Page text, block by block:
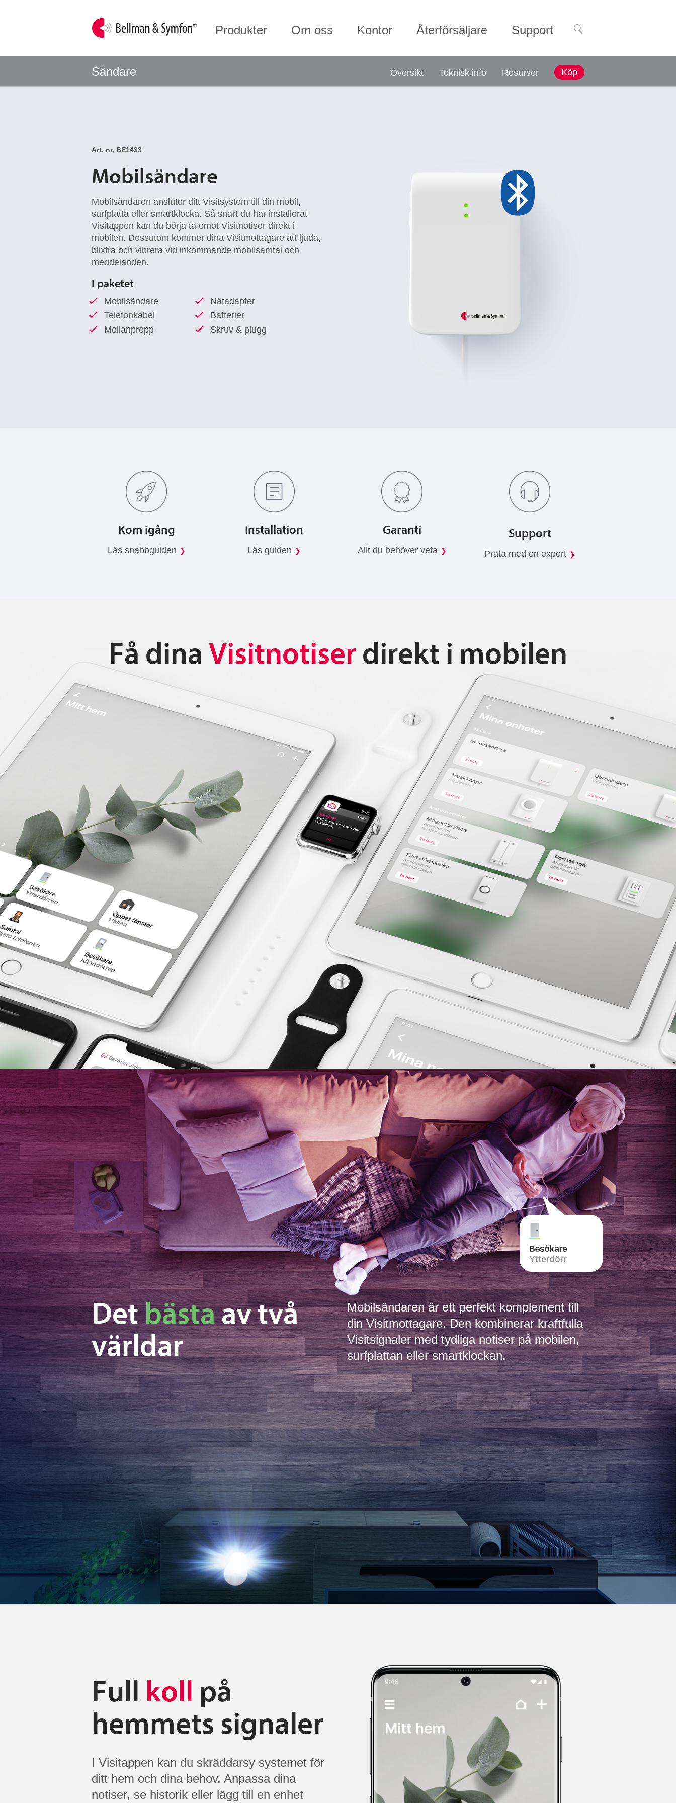
Produkter Om oss Kontor Återförsäljare Support
Sändare Köp
Översikt Teknisk info Resurser
Art. nr. BE1433
Mobilsändare
Mobilsändaren ansluter ditt Visitsystem till din mobil,
surfplatta eller smartklocka. Så snart du har installerat
Visitappen kan du börja ta emot Visitnotiser direkt i
mobilen. Dessutom kommer dina Visitmottagare att ljuda,
blixtra och vibrera vid inkommande mobilsamtal och
meddelanden.
I paketet
Mobilsändare
Telefonkabel
Mellanpropp
Nätadapter
Batterier
Skruv & plugg
Kom igång
Läs snabbguiden
Installation
Läs guiden
Garanti
Allt du behöver veta
Support
Prata med en expert
Få dinaVisitnotiserdirekt i mobilen
Detbästaav två
världar
Mobilsändaren är ett perfekt komplement till
din Visitmottagare. Den kombinerar kraftfulla
Visitsignaler med tydliga notiser på mobilen,
surfplattan eller smartklockan.
Full koll på
hemmets signaler
I Visitappen kan du skräddarsy systemet för
ditt hem och dina behov. Anpassa dina
notiser, se historik eller lägg till en enhet